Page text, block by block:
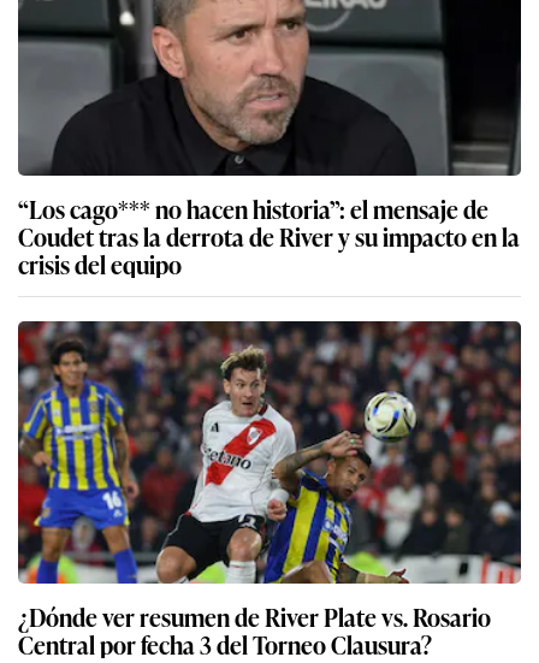
“Los cago*** no hacen historia”: el mensaje de
Coudet tras la derrota de River y su impacto en la
crisis del equipo
¿Dónde ver resumen de River Plate vs. Rosario
Central por fecha 3 del Torneo Clausura?